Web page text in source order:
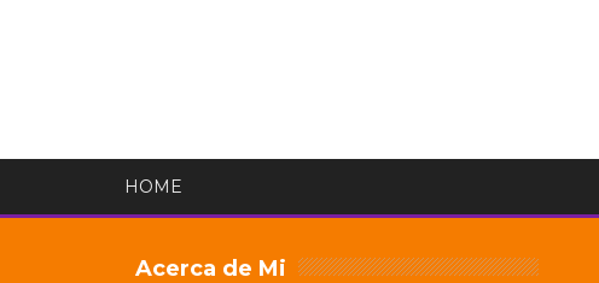
HOME
Acerca de Mi